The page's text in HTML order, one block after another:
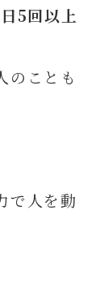
5回以上
のことも
で人を動